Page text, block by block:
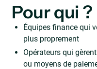
Pour qui ?
Équipes finance qui
plus proprement
Opérateurs qui
ou moyens de